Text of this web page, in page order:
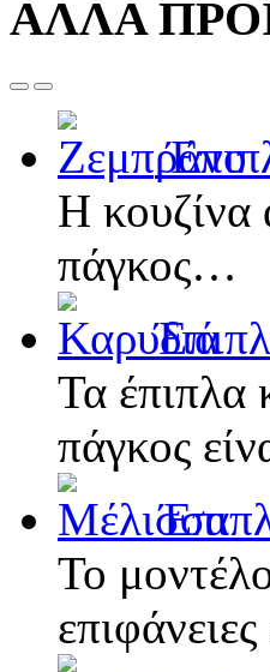
ΑΛΛΑ
Η κουζίνα
πάγκος…
Τα έπιπλα
πάγκος
Το